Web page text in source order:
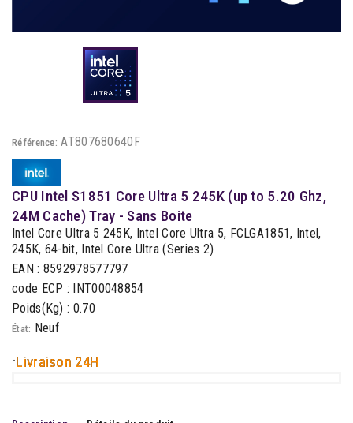
Référence: AT807680640F
CPU Intel S1851 Core Ultra 5 245K (up to 5.20 Ghz,
24M Cache) Tray - Sans Boite
Intel Core Ultra 5 245K, Intel Core Ultra 5, FCLGA1851, Intel,
245K, 64-bit, Intel Core Ultra (Series 2)
EAN : 8592978577797
code ECP : INT00048854
Poids(Kg) : 0.70
État: Neuf
-Livraison 24H